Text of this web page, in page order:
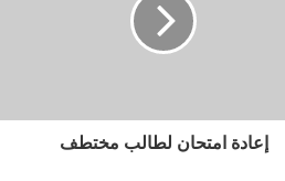
إعادة امتحان لطالب مختطف